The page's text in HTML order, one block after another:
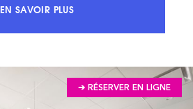
EN SAVOIR PLUSACCÉDEZ À 100% DU MARCHÉ ET
➔ RÉSERVER EN LIGNE